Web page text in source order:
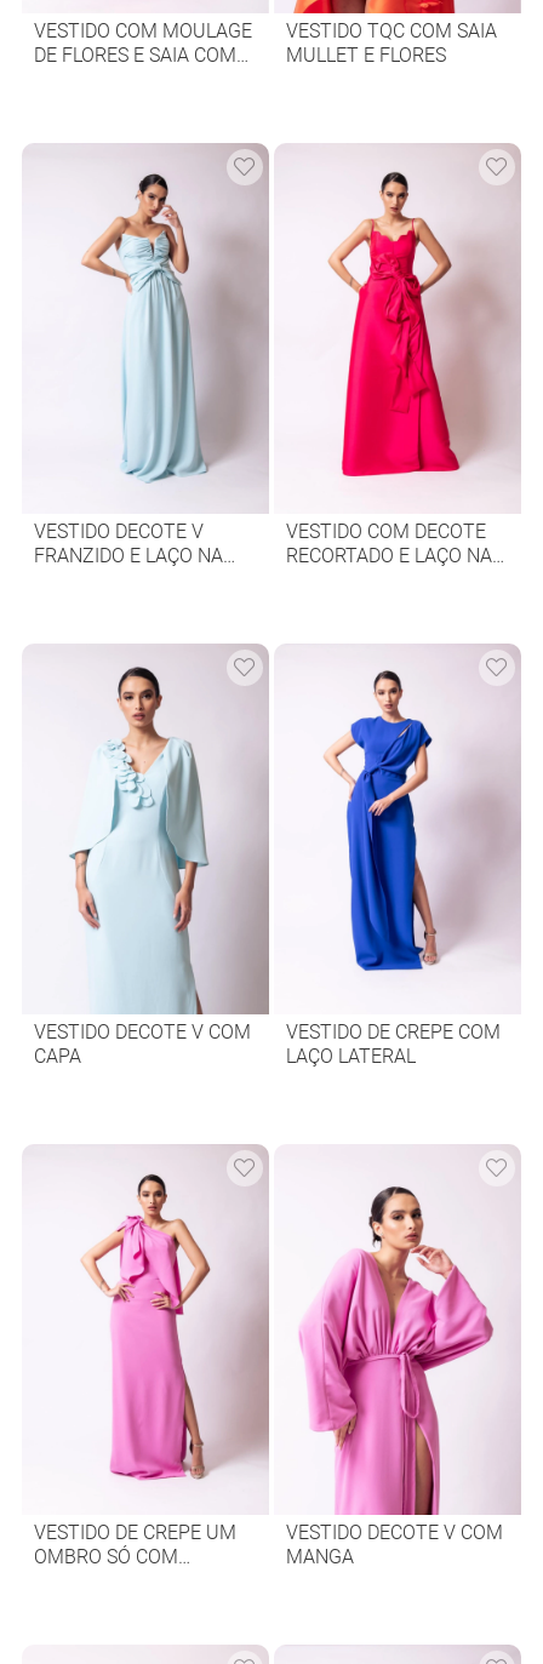
VESTIDO COM MOULAGE
DE FLORES E SAIA COM
VESTIDO TQC COM SAIA
MULLET E FLORES
VESTIDO DECOTE V
FRANZIDO E LAÇO NA
VESTIDO COM DECOTE
RECORTADO E LAÇO NA
VESTIDO DECOTE V COM
CAPA
VESTIDO DE CREPE COM
LAÇO LATERAL
VESTIDO DE CREPE UM
OMBRO SÓ COM
VESTIDO DECOTE V COM
MANGA